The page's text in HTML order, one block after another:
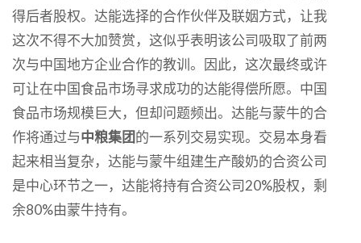
得后者股权。达能选择的合作伙伴及联姻方式，让我
这次不得不大加赞赏，这似乎表明该公司吸取了前两
次与中国地方企业合作的教训。因此，这次最终或许
可让在中国食品市场寻求成功的达能得偿所愿。中国
食品市场规模巨大，但却问题频出。 达能与蒙牛的合
作将通过与中粮集团的一系列交易实现。交易本身看
起来相当复杂，达能与蒙牛组建生产酸奶的合资公司
是中心环节之一，达能将持有合资公司20%股权，剩
余80%由蒙牛持有。